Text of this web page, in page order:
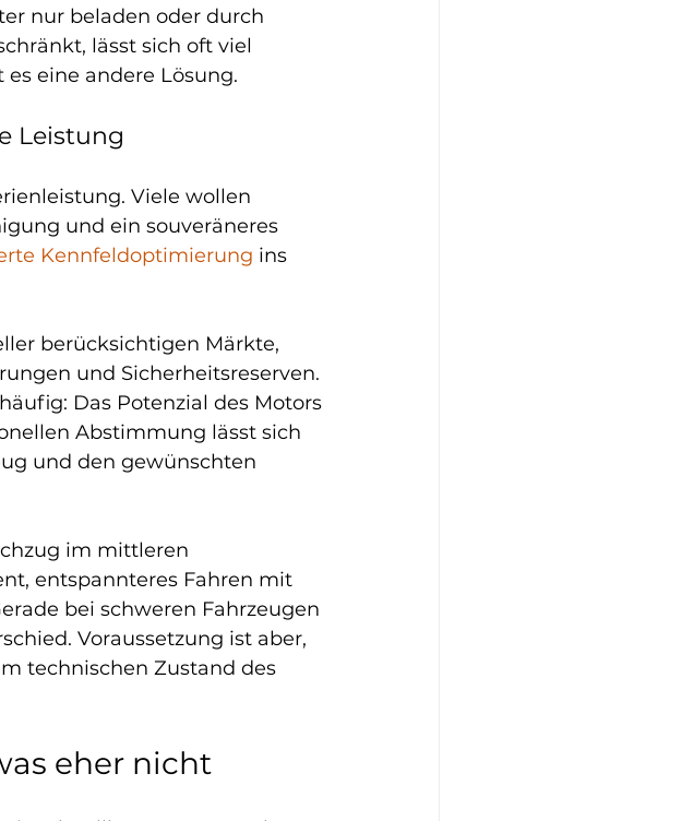
nur beladen oder durch
lässt sich oft viel
eine andere Lösung.
Leistung
Viele wollen
und ein souveräneres
Kennfeldoptimierung ins
berücksichtigen Märkte,
und Sicherheitsreserven.
Das Potenzial des Motors
Abstimmung lässt sich
und den gewünschten
im mittleren
entspannteres Fahren mit
bei schweren Fahrzeugen
Voraussetzung ist aber,
technischen Zustand des
eher nicht